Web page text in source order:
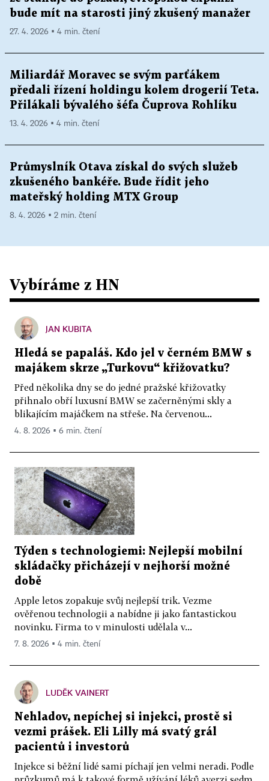
bude mít na starosti jiný zkušený manažer
27. 4. 2026 ▪ 4 min. čtení
Miliardář Moravec se svým parťákem
předali řízení holdingu kolem drogerií Teta.
Přilákali bývalého šéfa Čuprova Rohlíku
13. 4. 2026 ▪ 4 min. čtení
Průmyslník Otava získal do svých služeb
zkušeného bankéře. Bude řídit jeho
mateřský holding MTX Group
8. 4. 2026 ▪ 2 min. čtení
Vybíráme z HN
JAN KUBITA
Hledá se papaláš. Kdo jel v černém BMW s
majákem skrze „Turkovu“ křižovatku?
Před několika dny se do jedné pražské křižovatky
přihnalo obří luxusní BMW se začerněnými skly a
blikajícím majáčkem na střeše. Na červenou...
4. 8. 2026 ▪ 6 min. čtení
Týden s technologiemi: Nejlepší mobilní
skládačky přicházejí v nejhorší možné
době
Apple letos zopakuje svůj nejlepší trik. Vezme
ověřenou technologii a nabídne ji jako fantastickou
novinku. Firma to v minulosti udělala v...
7. 8. 2026 ▪ 4 min. čtení
LUDĚK VAINERT
Nehladov, nepíchej si injekci, prostě si
vezmi prášek. Eli Lilly má svatý grál
pacientů i investorů
Injekce si běžní lidé sami píchají jen velmi neradi. Podle